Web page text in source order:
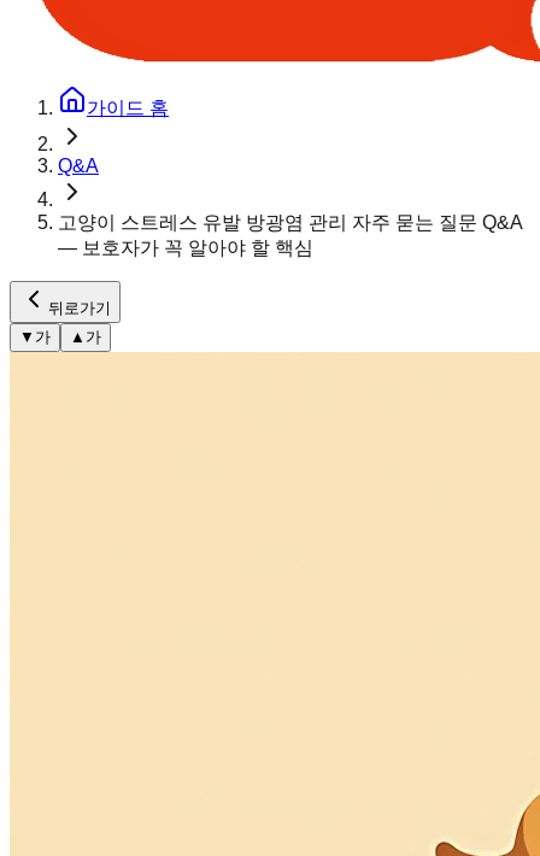
가이드 홈
Q&A
고양이 스트레스 유발 방광염 관리 자주 묻는 질문 Q&A
— 보호자가 꼭 알아야 할 핵심
뒤로가기
▼ 가 ▲ 가